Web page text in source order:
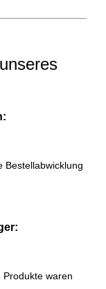
Bestellabwicklung
waren